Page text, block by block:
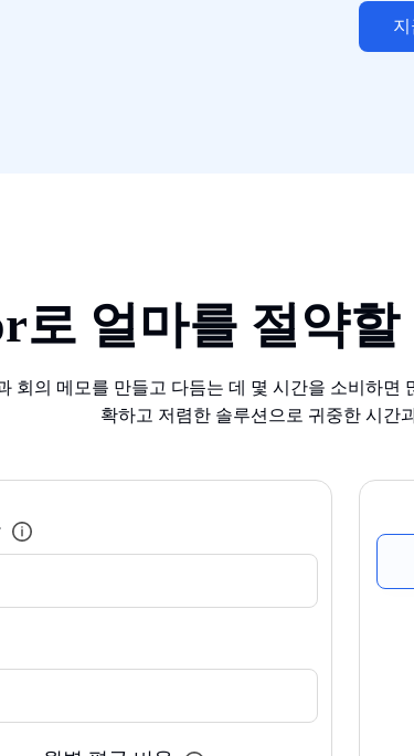
얼마를 절약할
회의 메모를 만들고 다듬는 데 몇 시간을 소비하면
확하고 저렴한 솔루션으로 귀중한 시간